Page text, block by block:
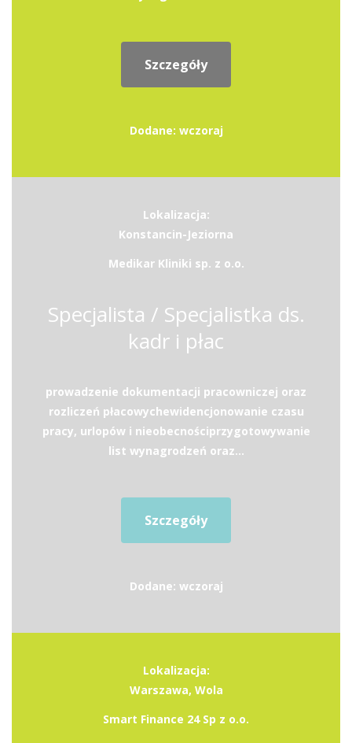
Szczegóły
Dodane: wczoraj
Lokalizacja:
Konstancin-Jeziorna
Medikar Kliniki sp. z o.o.
Specjalista / Specjalistka ds.
kadr i płac
prowadzenie dokumentacji pracowniczej oraz
rozliczeń płacowychewidencjonowanie czasu
pracy, urlopów i nieobecnościprzygotowywanie
list wynagrodzeń oraz...
Szczegóły
Dodane: wczoraj
Lokalizacja:
Warszawa, Wola
Smart Finance 24 Sp z o.o.